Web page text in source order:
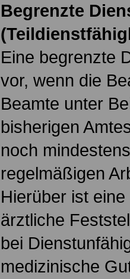
Begrenzte
Eine begrenzte
vor, wenn die
Beamte unter
bisherigen
noch
regelmäßigen
Hierüber ist
ärztliche
bei
medizinische